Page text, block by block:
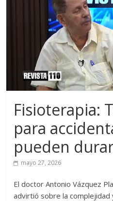
Fisioterapia:
para
pueden
mayo 27, 2026
El doctor Antonio Vázquez
advirtió sobre la complejidad